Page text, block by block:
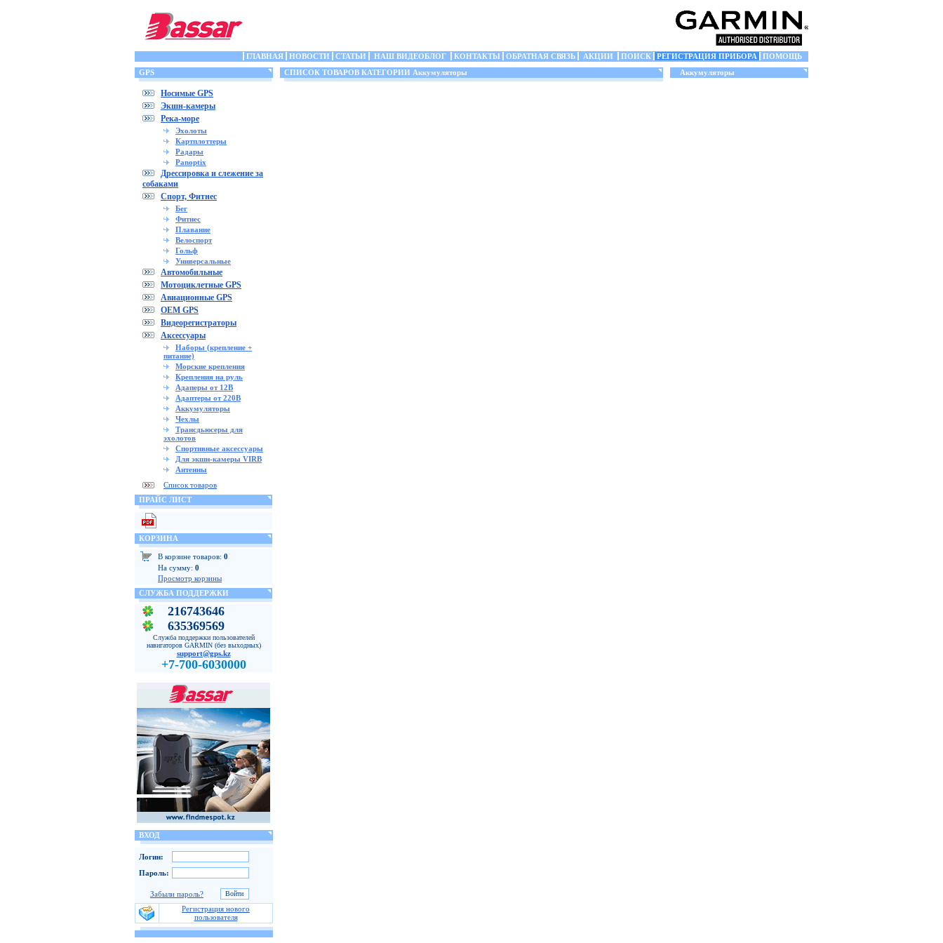
ГЛАВНАЯ НОВОСТИ СТАТЬИ НАШ ВИДЕОБЛОГ КОНТАКТЫ ОБРАТНАЯ СВЯЗЬ АКЦИИ ПОИСК РЕГИСТРАЦИЯ ПРИБОРА
ПОМОЩЬ
GPS
Носимые GPS
Экшн-камеры
Река-море
Эхолоты
Картплоттеры
Радары
Panoptix
Дрессировка и слежение за
собаками
Спорт, Фитнес
Бег
Фитнес
Плавание
Велоспорт
Гольф
Универсальные
Автомобильные
Мотоциклетные GPS
Авиационные GPS
OEM GPS
Видеорегистраторы
Аксессуары
Наборы (крепление +
питание)
Морские крепления
Крепления на руль
Адаперы от 12В
Адаптеры от 220В
Аккумуляторы
Чехлы
Трансдьюсеры для
эхолотов
Спортивные аксессуары
Для экшн-камеры VIRB
Антенны
Список товаров
ПРАЙС ЛИСТ
КОРЗИНА
В корзине товаров: 0
На сумму: 0
Просмотр корзины
СЛУЖБА ПОДДЕРЖКИ
216743646
635369569
Служба поддержки пользователей
навигаторов GARMIN (без выходных)
support@gps.kz
+7-700-6030000
ВХОД
Логин:
Пароль:
Забыли пароль?
Регистрация нового
пользователя
СПИСОК ТОВАРОВ КАТЕГОРИИ Аккумуляторы Аккумуляторы